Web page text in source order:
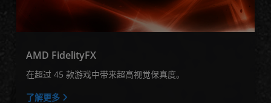
AMD FidelityFX
在超过 45 款游戏中带来超高视觉保真度。
了解更多